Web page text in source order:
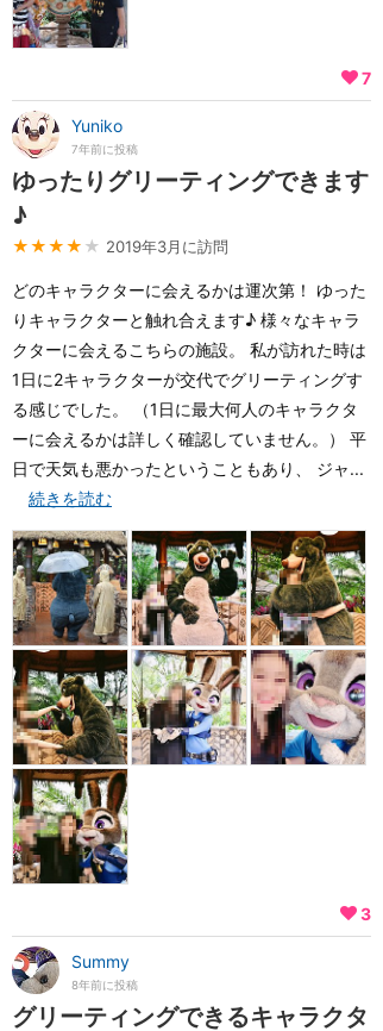
7
Yuniko
7年前に投稿
ゆったりグリーティングできます
♪
★★★★ ★ 2019年3月に訪問
どのキャラクターに会えるかは運次第！ ゆった
りキャラクターと触れ合えます♪ 様々なキャラ
クターに会えるこちらの施設。 私が訪れた時は
1日に2キャラクターが交代でグリーティングす
る感じでした。 （1日に最大何人のキャラクタ
ーに会えるかは詳しく確認していません。） 平
日で天気も悪かったということもあり、 ジャ...
続きを読む
3
Summy
8年前に投稿
グリーティングできるキャラクタ